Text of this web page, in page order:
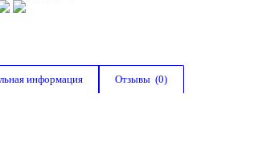
информация Отзывы  (0)